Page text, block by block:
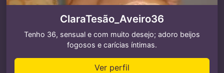
ClaraTesão_Aveiro36
Tenho 36, sensual e com muito desejo; adoro beijos
fogosos e carícias íntimas.
Ver perfil